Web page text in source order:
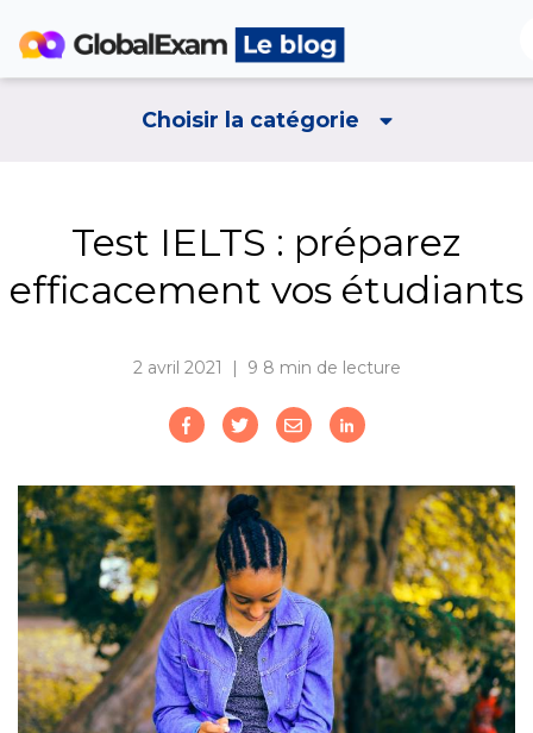
Choisir la catégorie
Test IELTS : préparez
efficacement vos étudiants
2 avril 2021 | 9 8 min de lecture